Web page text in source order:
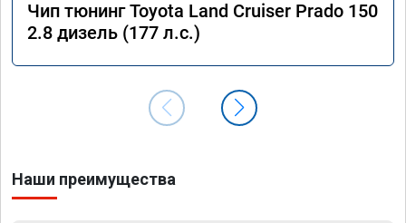
Чип тюнинг Toyota Land Cruiser Prado 150
2.8 дизель (177 л.с.)
Наши преимущества